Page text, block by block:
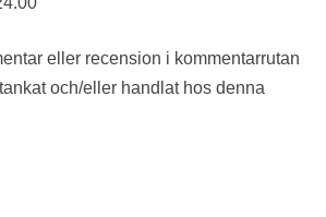
eller recension i kommentarrutan
och/eller handlat hos denna